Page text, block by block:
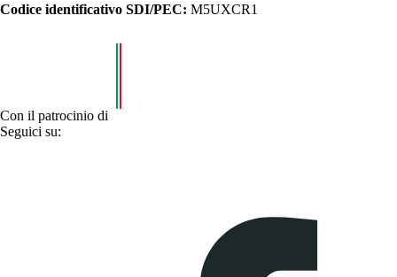
Codice identificativo SDI/PEC: M5UXCR1
Con il patrocinio di
Seguici su: